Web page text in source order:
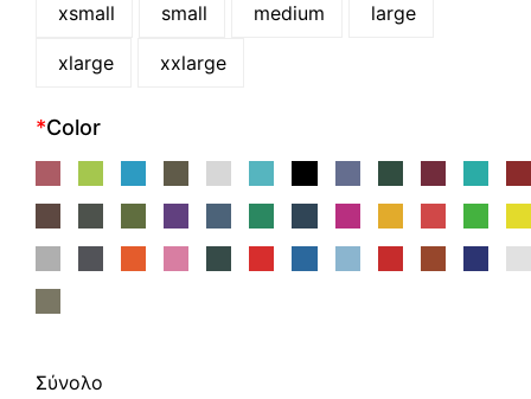
xsmall small medium large
xlarge xxlarge
*Color
Σύνολο